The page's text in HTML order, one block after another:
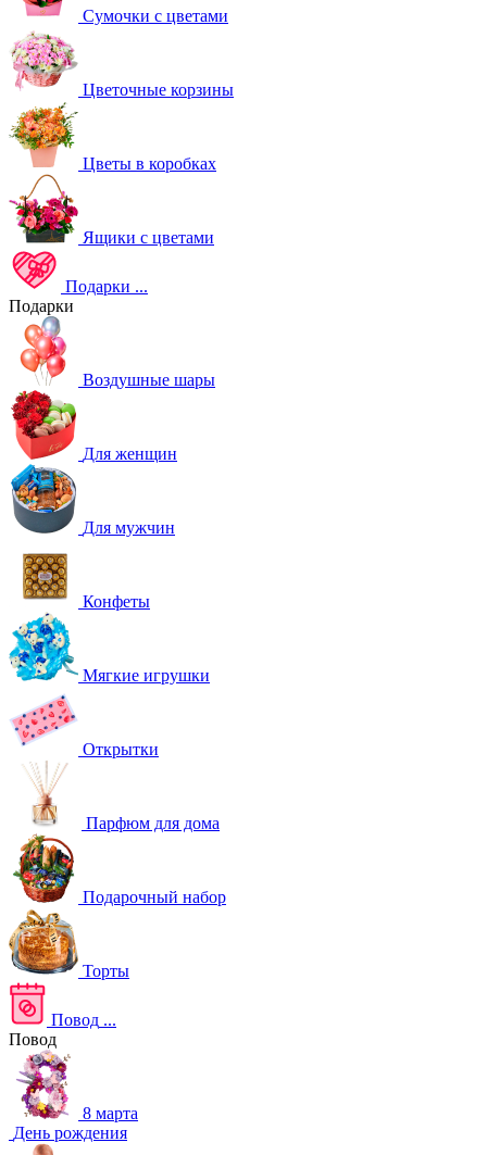
Сумочки с цветами
Цветочные корзины
Цветы в коробках
Ящики с цветами
Подарки ...
Подарки
Воздушные шары
Для женщин
Для мужчин
Конфеты
Мягкие игрушки
Открытки
Парфюм для дома
Подарочный набор
Торты
Повод ...
Повод
8 марта
День рождения